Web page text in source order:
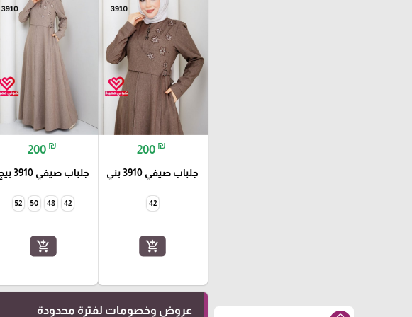
200 ₪
جلباب صيفي 3910 بني
42
add_shopping_cart
200 ₪
جلباب صيفي 3910 بيج
42
48
50
52
add_shopping_cart
عروض وخصومات لفترة محدودة